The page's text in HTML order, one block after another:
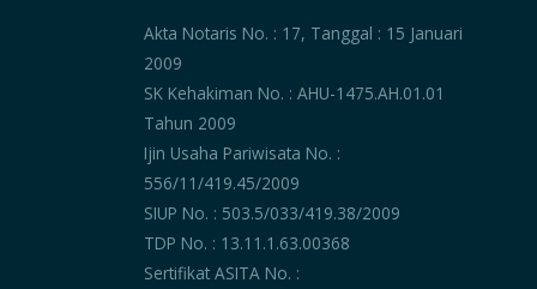
Akta Notaris No. : 17, Tanggal : 15 Januari
2009
SK Kehakiman No. : AHU-1475.AH.01.01
Tahun 2009
Ijin Usaha Pariwisata No. :
556/11/419.45/2009
SIUP No. : 503.5/033/419.38/2009
TDP No. : 13.11.1.63.00368
Sertifikat ASITA No. :